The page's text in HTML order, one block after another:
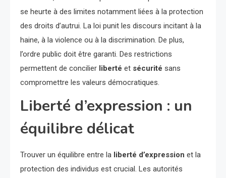
se heurte à des limites notamment liées à la protection
des droits d’autrui. La loi punit les discours incitant à la
haine, à la violence ou à la discrimination. De plus,
l’ordre public doit être garanti. Des restrictions
permettent de concilier liberté et sécurité sans
compromettre les valeurs démocratiques.
Liberté d’expression : un
équilibre délicat
Trouver un équilibre entre la liberté d’expression et la
protection des individus est crucial. Les autorités